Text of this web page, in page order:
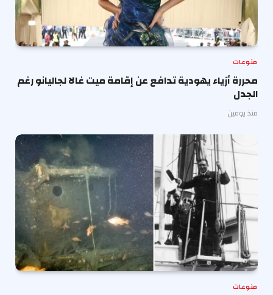
منوعات
محررة أزياء يهودية تدافع عن إقامة ميت غالا لجاليانو رغم
الجدل
منذ يومين
منوعات